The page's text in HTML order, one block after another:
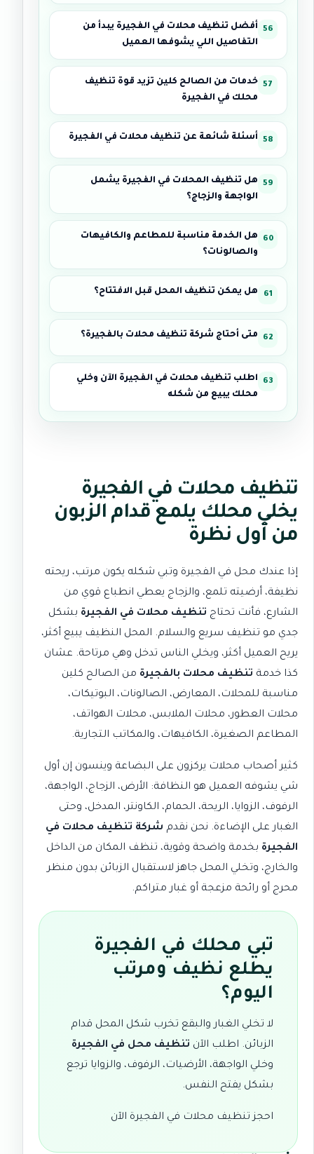
أفضل تنظيف محلات في الفجيرة يبدأ من
التفاصيل اللي يشوفها العميل
خدمات من الصالح كلين تزيد قوة تنظيف
محلك في الفجيرة
أسئلة شائعة عن تنظيف محلات في الفجيرة
هل تنظيف المحلات في الفجيرة يشمل
الواجهة والزجاج؟
هل الخدمة مناسبة للمطاعم والكافيهات
والصالونات؟
هل يمكن تنظيف المحل قبل الافتتاح؟
متى أحتاج شركة تنظيف محلات بالفجيرة؟
اطلب تنظيف محلات في الفجيرة الآن وخلي
محلك يبيع من شكله
تنظيف محلات في الفجيرة
يخلي محلك يلمع قدام الزبون
من أول نظرة
إذا عندك محل في الفجيرة وتبي شكله يكون مرتب، ريحته
نظيفة، أرضيته تلمع، والزجاج يعطي انطباع قوي من
الشارع، فأنت تحتاج تنظيف محلات في الفجيرة بشكل
جدي مو تنظيف سريع والسلام. المحل النظيف يبيع أكثر،
يريح العميل أكثر، ويخلي الناس تدخل وهي مرتاحة. عشان
كذا خدمة تنظيف محلات بالفجيرة من الصالح كلين
مناسبة للمحلات، المعارض، الصالونات، البوتيكات،
محلات العطور، محلات الملابس، محلات الهواتف،
المطاعم الصغيرة، الكافيهات، والمكاتب التجارية.
كثير أصحاب محلات يركزون على البضاعة وينسون إن أول
شي يشوفه العميل هو النظافة: الأرض، الزجاج، الواجهة،
الرفوف، الزوايا، الريحة، الحمام، الكاونتر، المدخل، وحتى
الغبار على الإضاءة. نحن نقدم شركة تنظيف محلات في
الفجيرة بخدمة واضحة وقوية، تنظف المكان من الداخل
والخارج، وتخلي المحل جاهز لاستقبال الزبائن بدون منظر
محرج أو رائحة مزعجة أو غبار متراكم.
تبي محلك في الفجيرة
يطلع نظيف ومرتب
اليوم؟
لا تخلي الغبار والبقع تخرب شكل المحل قدام
الزبائن. اطلب الآن تنظيف محل في الفجيرة
وخلي الواجهة، الأرضيات، الرفوف، والزوايا ترجع
بشكل يفتح النفس.
احجز تنظيف محلات في الفجيرة الآن